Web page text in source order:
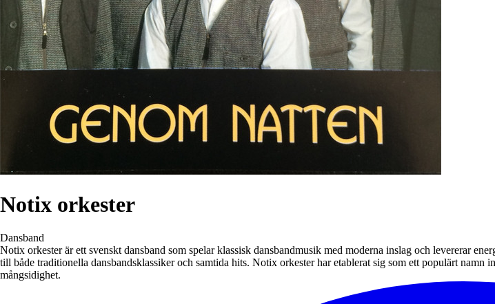
Notix orkester
Dansband
Notix orkester är ett svenskt dansband som spelar klassisk dansbandmusik med moderna inslag och levererar
till både traditionella dansbandsklassiker och samtida hits. Notix orkester har etablerat sig som ett populärt namn
mångsidighet.